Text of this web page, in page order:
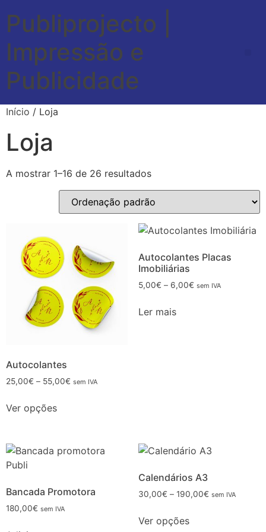
Publiprojecto |
Impressão e
Publicidade
Início / Loja
Loja
A mostrar 1–16 de 26 resultados
Autocolantes
25,00€ – 55,00€ sem IVA
Ver opções
Autocolantes Placas
Imobiliárias
5,00€ – 6,00€ sem IVA
Ler mais
Bancada Promotora
180,00€ sem IVA
Calendários A3
30,00€ – 190,00€ sem IVA
Ver opções